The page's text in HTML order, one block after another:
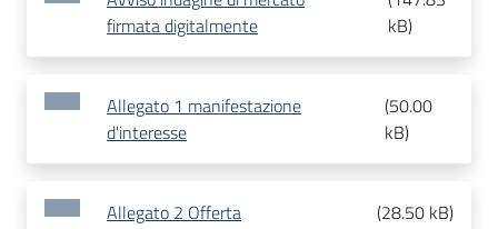
firmata digitalmente
kB)
Allegato 1 manifestazione
d'interesse
(50.00
kB)
Allegato 2 Offerta (28.50 kB)